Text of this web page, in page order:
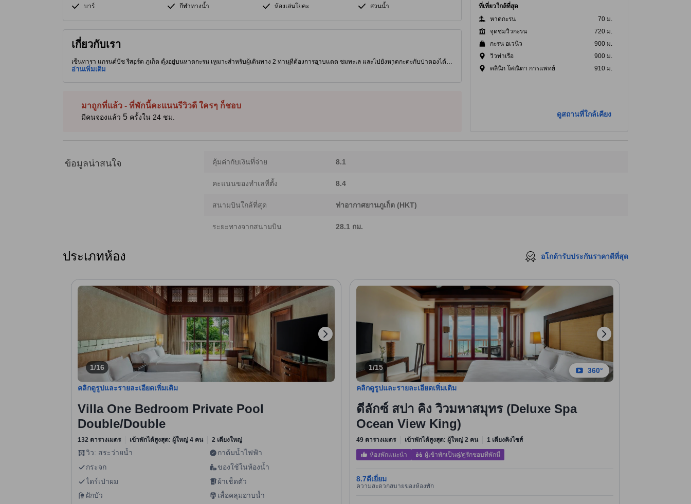
บาร์
กีฬาทางน้ำ ห้องเล่นโยคะ สวนน้ำ
เกี่ยวกับเรา
เซ็นทารา แกรนด์บีช รีสอร์ต ภูเก็ต ตั้งอยู่บนหาดกะรน เหมาะสำหรับผู้เดินทาง 2 ท่านที่ต้องการอาบแดด ชมทะเล และไปยังหาดกะตะกับป่าตองได้
อย่างสะดวก ผ่อนคลายที่สระอินฟินิตี้พร้อมวิวทะเล เล่นน้ำได้หลายสระรวมถึงลำธารน้ำวน สวนน้ำ และสไลเดอร์ หรือพักผ่อนที่สปาและห้องสตีม ห้อง
อ่านเพิ่มเติม
มาถูกที่แล้ว - ที่พักนี้คะแนนรีวิวดี ใครๆ ก็ชอบ
มีคนจองแล้ว 5 ครั้งใน 24 ชม.
ที่เที่ยวใกล้ที่สุด
หาดกะรน
70 ม.
จุดชมวิวกะรน
720 ม.
กะรน อเวนิว
900 ม.
วิวท่าเรือ
900 ม.
คลินิก โศณิตา การแพทย์
910 ม.
ดูสถานที่ใกล้เคียง
ข้อมูลน่าสนใจ คุ้มค่ากับเงินที่จ่าย 8.1
คะแนนของทำเลที่ตั้ง 8.4
สนามบินใกล้ที่สุด ท่าอากาศยานภูเก็ต (HKT)
ระยะทางจากสนามบิน 28.1 กม.
ประเภทห้อง อโกด้ารับประกันราคาดีที่สุด
1/16
คลิกดูรูปและรายละเอียดเพิ่มเติม
Villa One Bedroom Private Pool
Double/Double
132 ตารางเมตร เข้าพักได้สูงสุด: ผู้ใหญ่ 4 คน 2 เตียงใหญ่
วิว: สระว่ายน้ำ
กาต้มน้ำไฟฟ้า
กระจก
ของใช้ในห้องน้ำ
ไดร์เป่าผม
ผ้าเช็ดตัว
ฝักบัว
เสื้อคลุมอาบน้ำ
1/15 360°
คลิกดูรูปและรายละเอียดเพิ่มเติม
ดีลักซ์ สปา คิง วิวมหาสมุทร (Deluxe Spa
Ocean View King)
49 ตารางเมตร เข้าพักได้สูงสุด: ผู้ใหญ่ 2 คน 1 เตียงคิงไซส์
ห้องพักแนะนำ ผู้เข้าพักเป็นคู่/คู่รักชอบที่พักนี้
8.7ดีเยี่ยม
ความสะดวกสบายของห้องพัก